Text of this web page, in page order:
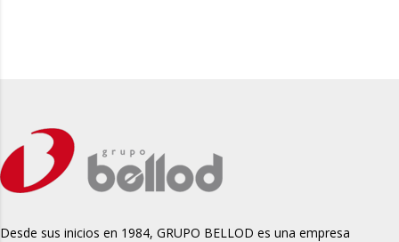
Desde sus inicios en 1984, GRUPO BELLOD es una empresa